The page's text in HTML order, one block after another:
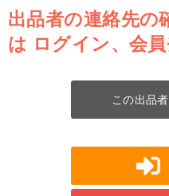
出品者の連絡先の
は ログイン、会
この出品